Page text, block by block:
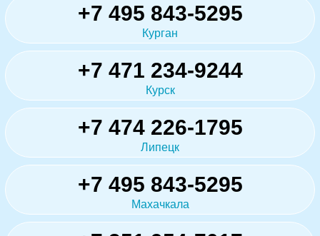
+7 495 843-5295
Курган
+7 471 234-9244
Курск
+7 474 226-1795
Липецк
+7 495 843-5295
Махачкала